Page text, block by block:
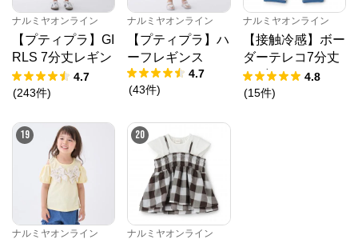
ナルミヤオンライン
【プティプラ】GI
RLS 7分丈レギン
ス
4.7
(243件)
ナルミヤオンライン
【プティプラ】ハ
ーフレギンス
4.7
(43件)
ナルミヤオンライン
【接触冷感】ボー
ダーテレコ7分丈
レギンス
4.8
(15件)
19
ナルミヤオンライン
20
ナルミヤオンライン